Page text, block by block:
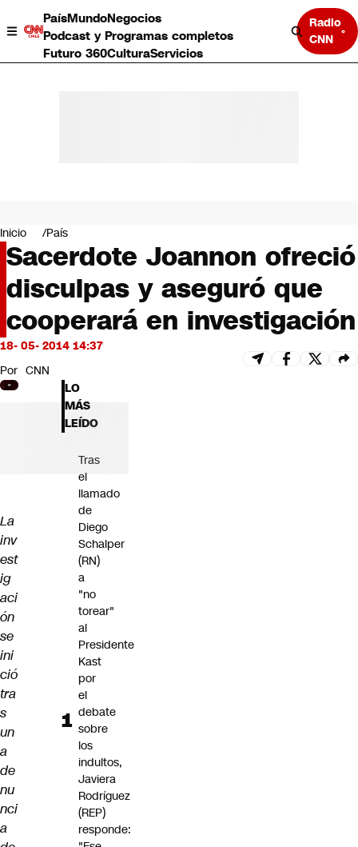
PaísMundoNegocios
Podcast y Programas completos
Futuro 360CulturaServicios
Radio
CNN
Negocios
Deportes
Programas completos
Cultura
Servicios
Bits
CNN Data
CNN tiempo
Futuro 360
Opinión
Inicio País
Sacerdote Joannon ofreció
disculpas y aseguró que
cooperará en investigación
18- 05- 2014 14:37
Por CNN
La
inv
est
ig
aci
ón
se
ini
ció
tra
s
un
a
de
nu
nci
a
LO
MÁS
LEÍDO
Tras
el
llamado
de
Diego
Schalper
(RN)
a
"no
torear"
al
Presidente
Kast
por
el
debate
sobre
los
indultos,
Javiera
Rodríguez
(REP)
responde: